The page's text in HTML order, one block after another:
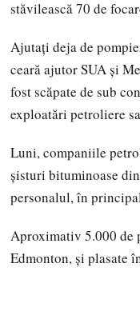
stăvilească 70 de
Ajutați deja de
ceară ajutor SUA și
fost scăpate de sub
exploatări petroliere
Luni, companiile
șisturi bituminoase
personalul, în
Aproximativ 5.000 de
Edmonton, și plasate